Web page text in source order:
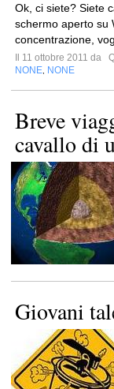
Ok, ci siete? Siete
schermo aperto su
concentrazione,
Il 11 ottobre 2011 da
NONE NONE
Breve
cavallo di
Giovani